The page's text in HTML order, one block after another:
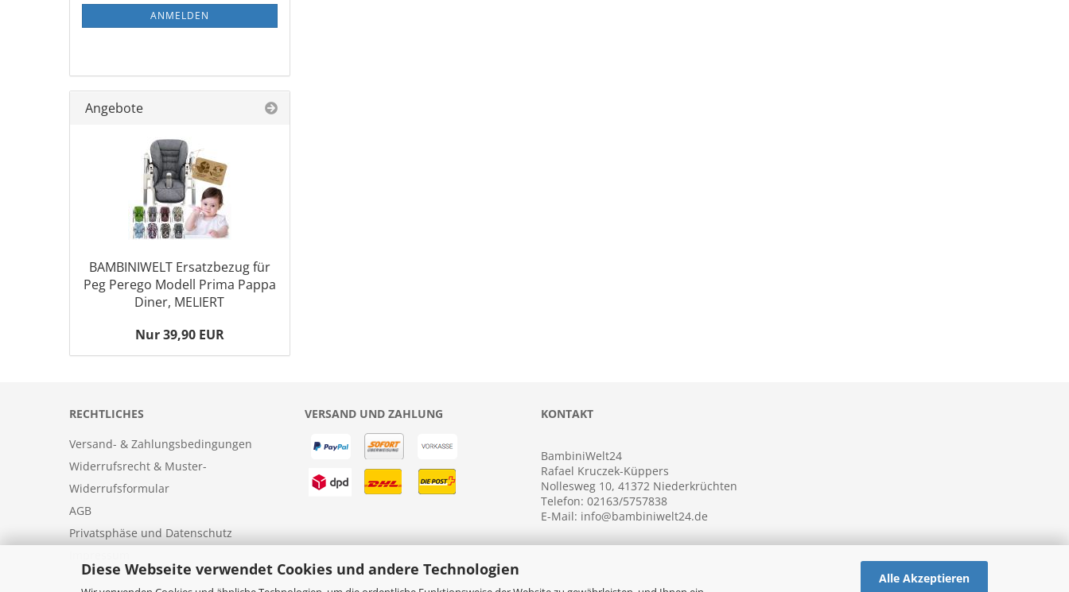
Diese Webseite verwendet Cookies und andere Technologien Alle Akzeptieren
ANMELDEN
Angebote
BAMBINIWELT Ersatzbezug für
Peg Perego Modell Prima Pappa
Diner, MELIERT
Nur 39,90 EUR
RECHTLICHES
Versand- & Zahlungsbedingungen
Widerrufsrecht & Muster-
Widerrufsformular
AGB
Privatsphäse und Datenschutz
VERSAND UND ZAHLUNG KONTAKT
BambiniWelt24
Rafael Kruczek-Küppers
Nollesweg 10, 41372 Niederkrüchten
Telefon: 02163/5757838
E-Mail: info@bambiniwelt24.de